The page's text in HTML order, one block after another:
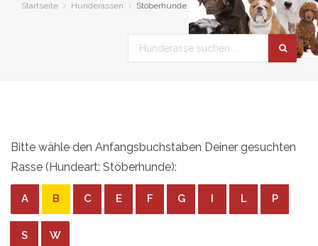
Startseite Hunderassen Stöberhunde
Bitte wähle den Anfangsbuchstaben Deiner gesuchten
Rasse (Hundeart: Stöberhunde):
A B C E F G I L P
S W